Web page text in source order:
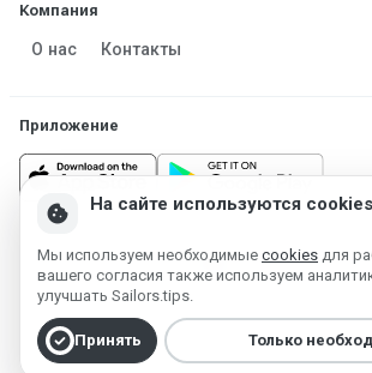
Компания
О нас Контакты
Приложение
Made in Estonia
Работает на MESF OÜ 2013-
Политика cookie Удаление
cookie На сайте используются cookies
Мы используем необходимые cookies для
вашего согласия также используем
улучшать Sailors.tips.
check_circle Принять Только